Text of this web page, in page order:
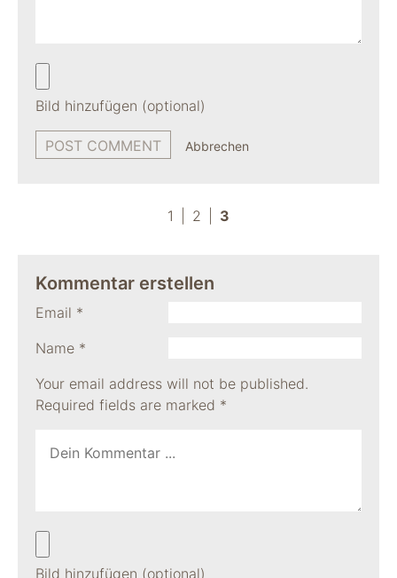
Bild hinzufügen (optional)
Abbrechen
1 2 3
Kommentar erstellen
Your email address will not be published.
Required fields are marked *
Name *
Email *
Bild hinzufügen (optional)